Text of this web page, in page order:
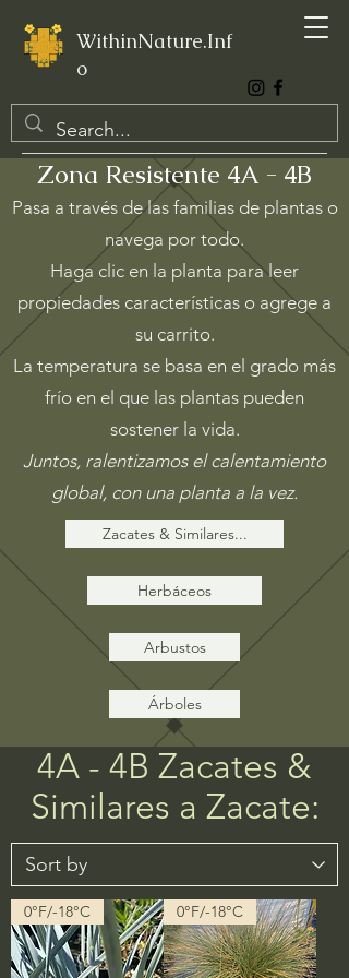
WithinNature.Inf
o
Zona Resistente 4A - 4B
Pasa a través de las familias de plantas o
navega por todo.
Haga clic en la planta para leer
propiedades características o agrege a
su carrito.
La temperatura se basa en el grado más
frío en el que las plantas pueden
sostener la vida.
Juntos, ralentizamos el calentamiento
global, con una planta a la vez.
Zacates & Similares...
Herbáceos
Arbustos
Árboles
0°F/-18°C 0°F/-18°C
4A - 4B Zacates &
Similares a Zacate: